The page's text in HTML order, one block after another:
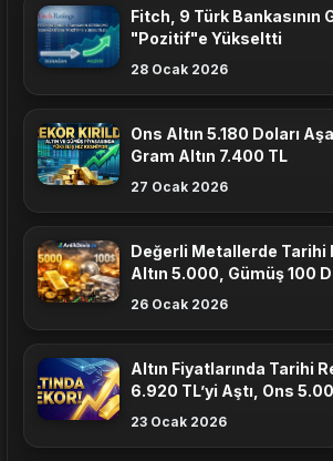
Fitch, 9 Türk Bankasının
"Pozitif"e Yükseltti
28 Ocak 2026
Ons Altın 5.180 Doları
Gram Altın 7.400 TL
27 Ocak 2026
Değerli Metallerde Tarihi
Altın 5.000, Gümüş 100
26 Ocak 2026
Altın Fiyatlarında Tarihi
6.920 TL’yi Aştı, Ons
Sınırında
23 Ocak 2026